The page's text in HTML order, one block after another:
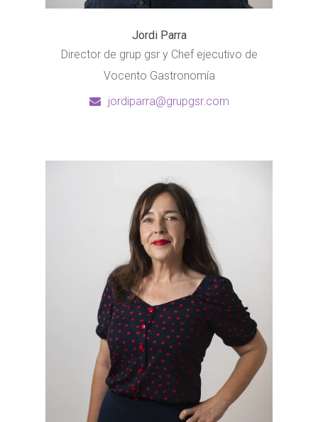
Jordi Parra
Director de grup gsr y Chef ejecutivo de
Vocento Gastronomía
jordiparra@grupgsr.com